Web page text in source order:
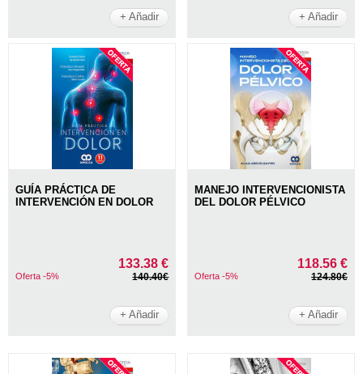
+ Añadir + Añadir
GUÍA PRÁCTICA DE
INTERVENCIÓN EN DOLOR
133.38 €
Oferta -5% 140.40€
+ Añadir
MANEJO INTERVENCIONISTA
DEL DOLOR PÉLVICO
118.56 €
Oferta -5% 124.80€
+ Añadir